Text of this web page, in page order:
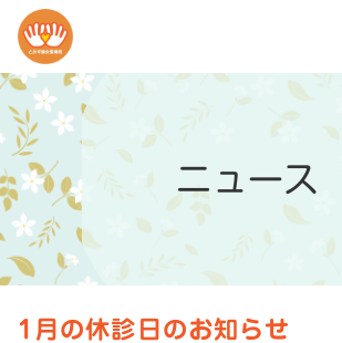
コ
ン
テ
ン
ツ
へ
ニュース
1月の休診日のお知らせ